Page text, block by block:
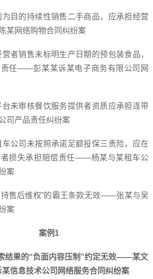
目的持续性销售二手商品，应承担经营
网络购物合同纠纷案
者销售未标明生产日期的预包装食品，
任——彭某某诉某电子商务有限公司网
未审核餐饮服务提供者资质应承担连带
司产品责任纠纷案
公司未按照承诺足额投保三责险，应在
者损失承担赔偿责任——杨某与某租车公
案
持售后维权”的霸王条款无效——张某与吴
案
案例1
结果的“负面内容压制”约定无效——某文
信息技术公司网络服务合同纠纷案